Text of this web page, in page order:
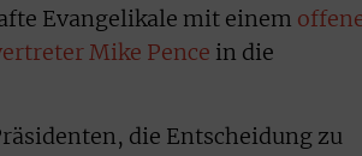
Evangelikale mit einem
Mike Pence in die
die Entscheidung zu